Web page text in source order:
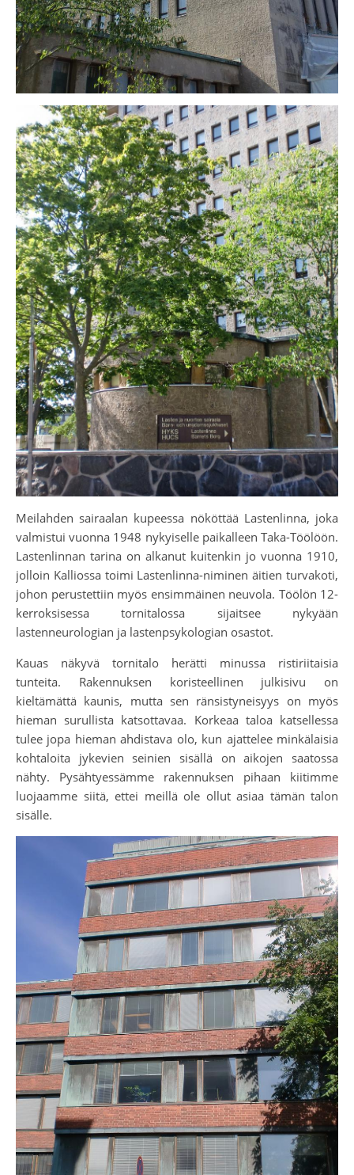
Meilahden sairaalan kupeessa nököttää Lastenlinna, joka
valmistui vuonna 1948 nykyiselle paikalleen Taka-Töölöön.
Lastenlinnan tarina on alkanut kuitenkin jo vuonna 1910,
jolloin Kalliossa toimi Lastenlinna-niminen äitien turvakoti,
johon perustettiin myös ensimmäinen neuvola. Töölön 12-
kerroksisessa tornitalossa sijaitsee nykyään
lastenneurologian ja lastenpsykologian osastot.
Kauas näkyvä tornitalo herätti minussa ristiriitaisia
tunteita. Rakennuksen koristeellinen julkisivu on
kieltämättä kaunis, mutta sen ränsistyneisyys on myös
hieman surullista katsottavaa. Korkeaa taloa katsellessa
tulee jopa hieman ahdistava olo, kun ajattelee minkälaisia
kohtaloita jykevien seinien sisällä on aikojen saatossa
nähty. Pysähtyessämme rakennuksen pihaan kiitimme
luojaamme siitä, ettei meillä ole ollut asiaa tämän talon
sisälle.